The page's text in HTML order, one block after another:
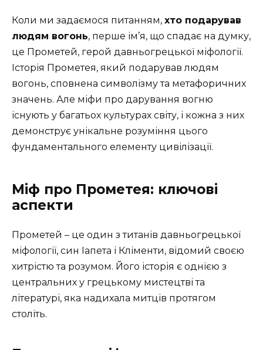
Коли ми задаємося питанням, хто подарував
людям вогонь, перше ім’я, що спадає на думку,
це Прометей, герой давньогрецької міфології.
Історія Прометея, який подарував людям
вогонь, сповнена символізму та метафоричних
значень. Але міфи про дарування вогню
існують у багатьох культурах світу, і кожна з них
демонструє унікальне розуміння цього
фундаментального елементу цивілізації.
Міф про Прометея: ключові
аспекти
Прометей – це один з титанів давньогрецької
міфології, син Іапета і Кліменти, відомий своєю
хитрістю та розумом. Його історія є однією з
центральних у грецькому мистецтві та
літературі, яка надихала митців протягом
століть.